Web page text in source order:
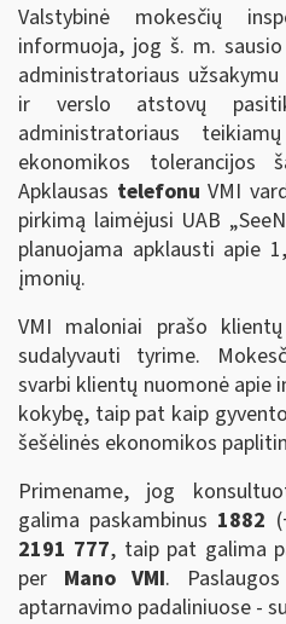
Valstybinė mokesčių
informuoja, jog š. m.
administratoriaus
ir verslo atstovų
administratoriaus
ekonomikos tolerancijos
Apklausas telefonu VMI
pirkimą laimėjusi UAB
planuojama apklausti apie
įmonių.
VMI maloniai prašo
sudalyvauti tyrime.
svarbi klientų nuomonė apie
kokybę, taip pat kaip
šešėlinės ekonomikos
Primename, jog
galima paskambinus 1882
2191 777, taip pat galima
per Mano VMI.
aptarnavimo padaliniuose - su